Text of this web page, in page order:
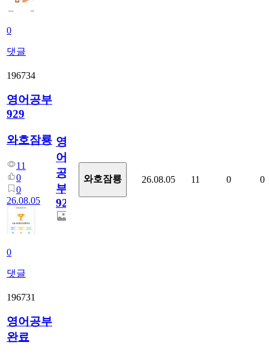
0
댓글
196734
영어공부
929
와호잠룡
11
0
0
26.08.05
0
댓글
영
어
공
부
929
와호잠룡 26.08.05 11 0 0
196731
영어공부
완료